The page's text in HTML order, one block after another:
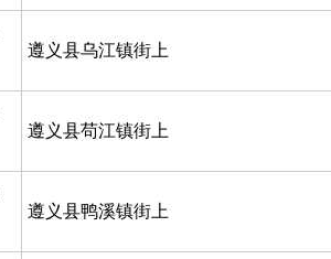
遵义县乌江镇街上
遵义县苟江镇街上
遵义县鸭溪镇街上